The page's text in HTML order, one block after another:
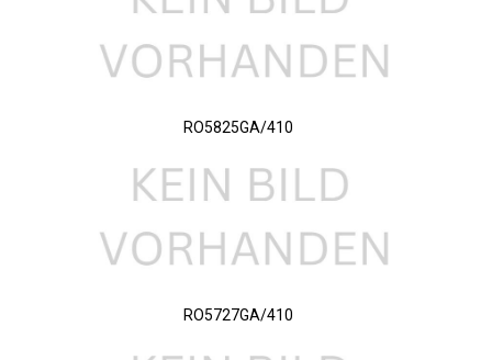
RO5825GA/410
RO5727GA/410